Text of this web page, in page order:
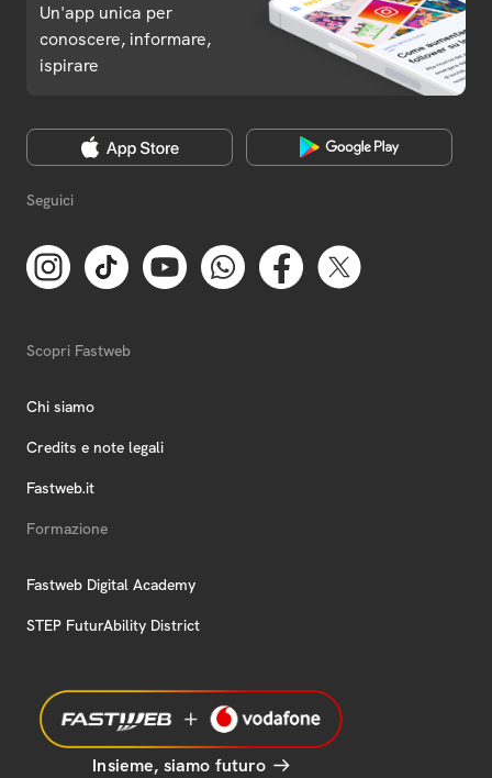
Un'app unica per
conoscere, informare,
ispirare
Seguici
Scopri Fastweb
Chi siamo
Credits e note legali
Fastweb.it
Formazione
Fastweb Digital Academy
STEP FuturAbility District
Insieme, siamo futuro